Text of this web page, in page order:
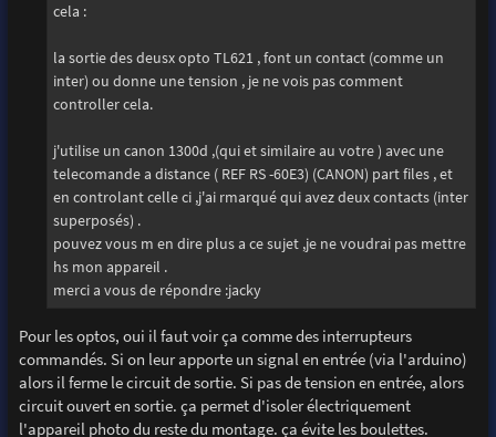
cela :
la sortie des deusx opto TL621 , font un contact (comme un
inter) ou donne une tension , je ne vois pas comment
controller cela.
j'utilise un canon 1300d ,(qui et similaire au votre ) avec une
telecomande a distance ( REF RS -60E3) (CANON) part files , et
en controlant celle ci ,j'ai rmarqué qui avez deux contacts (inter
superposés) .
pouvez vous m en dire plus a ce sujet ,je ne voudrai pas mettre
hs mon appareil .
merci a vous de répondre :jacky
Pour les optos, oui il faut voir ça comme des interrupteurs
commandés. Si on leur apporte un signal en entrée (via l'arduino)
alors il ferme le circuit de sortie. Si pas de tension en entrée, alors
circuit ouvert en sortie. ça permet d'isoler électriquement
l'appareil photo du reste du montage. ça évite les boulettes.